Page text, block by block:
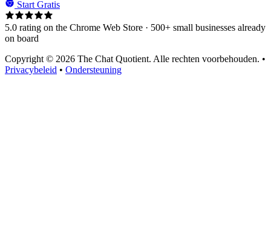
Start Gratis
5.0 rating on the Chrome Web Store · 500+ small businesses already
on board
Copyright © 2026 The Chat Quotient. Alle rechten voorbehouden. •
Privacybeleid • Ondersteuning